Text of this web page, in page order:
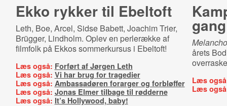
Ekko rykker til Ebeltoft
Leth, Boe, Arcel, Sidse Babett, Joachim Trier,
Brügger, Lindholm. Oplev en perlerække af
filmfolk på Ekkos sommerkursus i Ebeltoft!
Læs også: Forført af Jørgen Leth
Læs også: Vi har brug for tragedier
Læs også: Ambassadøren forarger og forbløffer
Læs også: Jonas Elmer tilbage til rødderne
Læs også: It’s Hollywood, baby!
gang
årets
Læs
Læs